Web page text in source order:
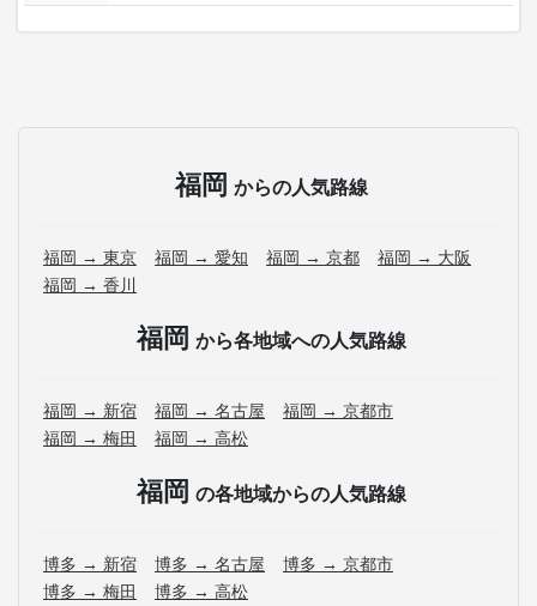
福岡 からの人気路線
福岡 → 東京 福岡 → 愛知 福岡 → 京都
福岡 → 大阪
福岡 → 香川
福岡 から各地域への人気路線
福岡 → 新宿 福岡 → 名古屋
福岡 → 京都市
福岡 → 梅田
福岡 → 高松
福岡 の各地域からの人気路線
博多 → 新宿 博多 → 名古屋
博多 → 京都市
博多 → 梅田
博多 → 高松